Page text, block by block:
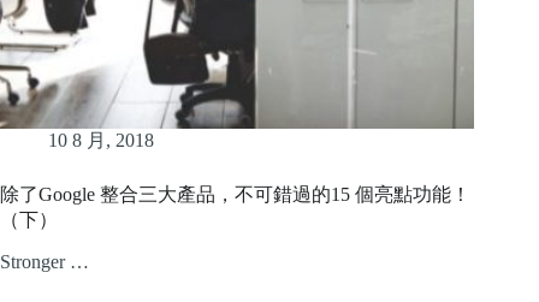
10 8 月, 2018
除了Google 整合三大產品，不可錯過的15 個亮點功能！
（下）
Stronger …